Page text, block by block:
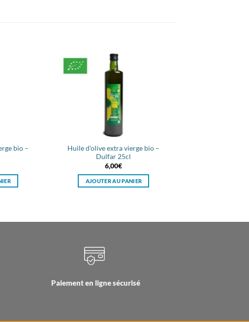
bio –
Huile d’olive extra vierge bio –
Dulfar 25cl
6,00€
AJOUTER AU PANIER
Paiement en ligne sécurisé